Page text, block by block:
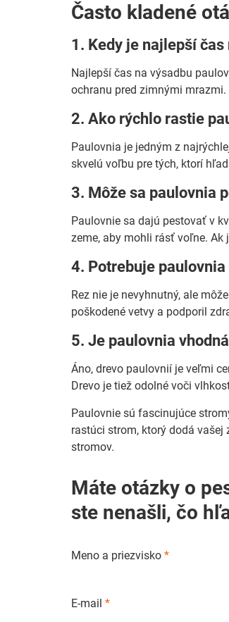
Často kladené
1. Kedy je najlepší
Najlepší čas na výsadbu
ochranu pred zimnými mrazmi.
2. Ako rýchlo rastie
Paulovnia je jedným z
skvelú voľbu pre tých, ktorí
3. Môže sa paulovnia
Paulovnie sa dajú pestovať v
zeme, aby mohli rásť voľne. Ak
4. Potrebuje paulovnia
Rez nie je nevyhnutný, ale
poškodené vetvy a podporil
5. Je paulovnia
Áno, drevo paulovnií je veľmi
Drevo je tiež odolné voči
Paulovnie sú fascinujúce
rastúci strom, ktorý dodá
stromov.
Máte otázky o pestovaní? Sme záhradní nadšenci
ste nenašli, čo
Meno a priezvisko*
E-mail*